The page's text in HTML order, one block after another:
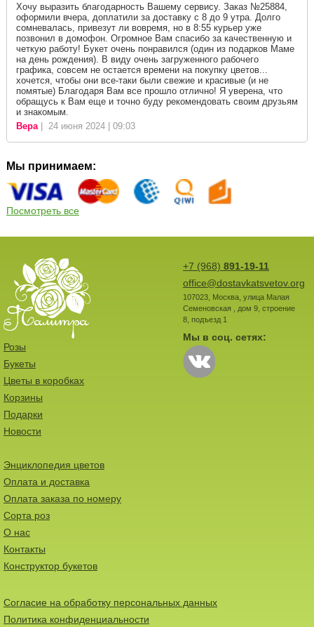
Хочу выразить благодарность Вашему сервису. Заказ №25884,
оформили вчера, доплатили за доставку с 8 до 9 утра. Долго
сомневалась, привезут ли вовремя, но в 8:55 курьер уже
позвонил в домофон. Огромное Вам спасибо за качественную и
четкую работу! Букет очень понравился (один из подарков Маме
на день рождения). В виду очень загруженного рабочего
графика, совсем не остается времени на покупку цветов...
хочется, чтобы они все-таки были свежие и красивые (и не
помятые) Благодаря Вам все прошло отлично! Я уверена, что
обращусь к Вам еще и точно буду рекомендовать своим друзьям
и знакомым.
Вера| 24 июня 2024 | 09:03
Мы принимаем:
Посмотреть все
+7 (968) 891-19-11
office@dostavkatsvetov.org
107023, Москва, улица Малая
Семеновская , дом 9, строение
8, подъезд 1
Мы в соц. сетях:
Розы
Букеты
Цветы в коробках
Корзины
Подарки
Новости
Энциклопедия цветов
Оплата и доставка
Оплата заказа по номеру
Сорта роз
О нас
Контакты
Конструктор букетов
Согласие на обработку персональных данных
Политика конфиденциальности